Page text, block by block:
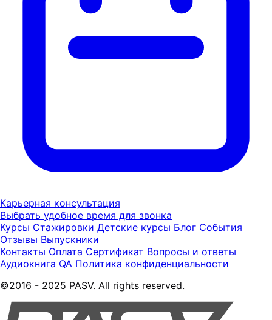
Карьерная консультация
Выбрать удобное время для звонка
Курсы Стажировки Детские курсы Блог События
Отзывы Выпускники
Контакты Оплата Сертификат Вопросы и ответы
Аудиокнига QA Политика конфиденциальности
©2016 - 2025 PASV. All rights reserved.